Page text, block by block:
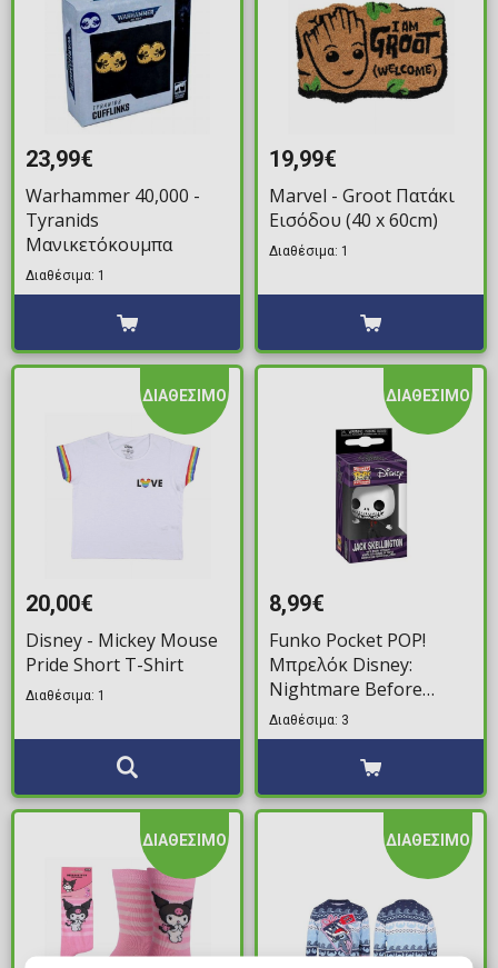
23,99€
Warhammer 40,000 -
Tyranids
Μανικετόκουμπα
Διαθέσιμα: 1
19,99€
Marvel - Groot Πατάκι
Εισόδου (40 x 60cm)
Διαθέσιμα: 1
ΔΙΑΘΕΣΙΜΟ
20,00€
Disney - Mickey Mouse
Pride Short T-Shirt
Διαθέσιμα: 1
ΔΙΑΘΕΣΙΜΟ
8,99€
Funko Pocket POP!
Μπρελόκ Disney:
Nightmare Before
Christmas - Jack
Skellington (Formal
Look) Φιγούρα
Διαθέσιμα: 3
ΔΙΑΘΕΣΙΜΟ ΔΙΑΘΕΣΙΜΟ